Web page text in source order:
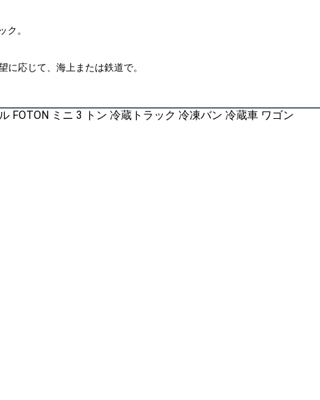
ク。
に応じて、海上または鉄道で。